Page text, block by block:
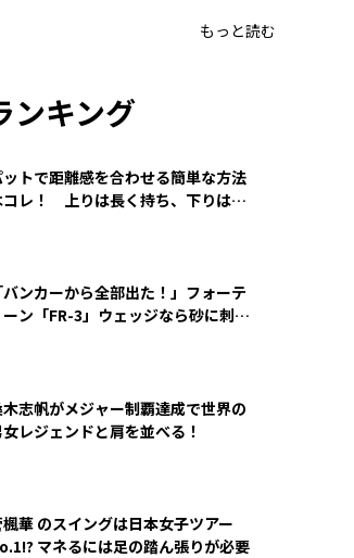
もっと読む
ンキング
トで距離感を合わせる簡単な方法
コレ！ 上りは長く持ち、下りは短
バンカーから全部出た！」フォーテ
ーン「FR-3」ウェッジなら砂に刺さ
志帆がメジャー制覇達成で世界の
女レジェンドと肩を並べる！
楓華 のスイングは日本女子ツアー
No.1!? マネるには足の踏ん張りが必要